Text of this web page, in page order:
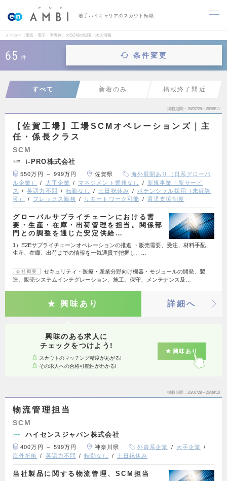
若手ハイキャリアのスカウト転職
メーカー（電気・電子・半導体）のSCMの転職・求人情報
65 件 条件変更
すべて 新着のみ 掲載終了間近
掲載期間 26/07/29～26/08/11
【佐賀工場】工場SCMオペレーションズ｜主
任・係長クラス
SCM
i-PRO株式会社
550万円 ～ 999万円 佐賀県
海外展開あり（日系グローバ
ル企業）
大手企業 マネジメント業務なし
新規事業・新サービ
ス
英語力不問 転勤なし 土日祝休み
ポテンシャル採用（未経験
可）
フレックス勤務 リモートワーク可能 育児支援制度
グローバルサプライチェーンにおける需
要・生産・在庫・出荷管理を担当。関係部
門との調整を通じた安定供給…
1）E2Eサプライチェーンオペレーションの推進 ・販売需要、受注、材料手配、
生産、在庫、出荷までの情報を一気通貫で把握し、…
会社概要
セキュリティ・医療・産業分野向け機器・モジュールの開発、製
造、販売システムインテグレーション、施工、保守、メンテナンス及…
興味あり 詳細へ
興味のある求人に
チェックをつけよう!
スカウトのマッチング精度があがる!
その求人への合格可能性がわかる!
興味あり
掲載期間 26/07/28～26/08/10
物流管理担当
SCM
ハイセンスジャパン株式会社
400万円 ～ 599万円 神奈川県 外資系企業
大手企業
海外折衝
英語力不問 転勤なし 土日祝休み
当社製品に関する物流管理、SCM担当